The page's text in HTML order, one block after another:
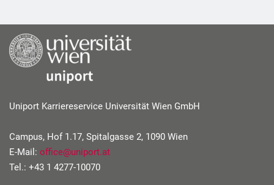
Uniport Karriereservice Universität Wien GmbH
Campus, Hof 1.17, Spitalgasse 2, 1090 Wien
E-Mail: office@uniport.at
Tel.: +43 1 4277-10070